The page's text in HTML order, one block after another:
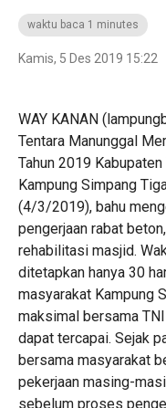
waktu baca 1 minutes
Kamis, 5 Des 2019 15:22
WAY KANAN
Tentara Manunggal
Tahun 2019
Kampung Simpang
(4/3/2019), bahu
pengerjaan rabat
rehabilitasi masjid.
ditetapkan hanya 30
masyarakat Kampung
maksimal bersama
dapat tercapai. Sejak
bersama masyarakat
pekerjaan masing-
sebelum proses